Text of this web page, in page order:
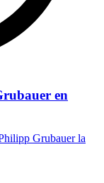
en
Grubauer la